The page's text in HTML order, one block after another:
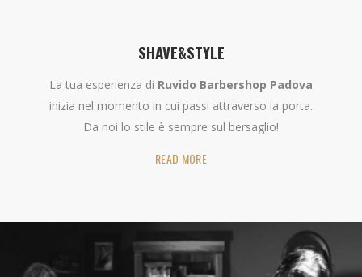
SHAVE&STYLE
La tua esperienza di Ruvido Barbershop Padova
inizia nel momento in cui passi attraverso la porta.
Da noi lo stile è sempre sul bersaglio!
READ MORE